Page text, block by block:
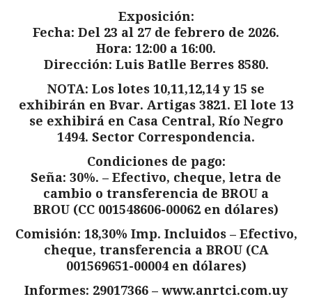
Exposición:
Fecha: Del 23 al 27 de febrero de 2026.
Hora: 12:00 a 16:00.
Dirección: Luis Batlle Berres 8580.
NOTA: Los lotes 10,11,12,14 y 15 se
exhibirán en Bvar. Artigas 3821. El lote 13
se exhibirá en Casa Central, Río Negro
1494. Sector Correspondencia.
Condiciones de pago:
Seña: 30%. – Efectivo, cheque, letra de
cambio o transferencia de BROU a
BROU (CC 001548606-00062 en dólares)
Comisión: 18,30% Imp. Incluidos – Efectivo,
cheque, transferencia a BROU (CA
001569651-00004 en dólares)
Informes: 29017366 – www.anrtci.com.uy